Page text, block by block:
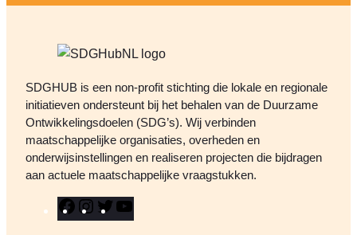
tijdens een officiële bijeenkomst
SDGHUB is een non-profit stichting die lokale en regionale
initiatieven ondersteunt bij het behalen van de Duurzame
Ontwikkelingsdoelen (SDG’s). Wij verbinden
maatschappelijke organisaties, overheden en
onderwijsinstellingen en realiseren projecten die bijdragen
aan actuele maatschappelijke vraagstukken.
F
a
n
T
w
o